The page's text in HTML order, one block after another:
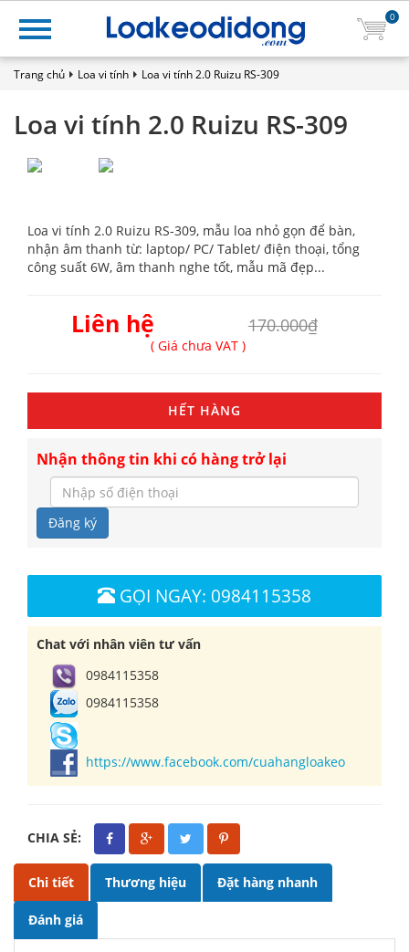
0
Trang chủ Loa vi tính Loa vi tính 2.0 Ruizu RS-309
Loa vi tính 2.0 Ruizu RS-309
Loa vi tính 2.0 Ruizu RS-309, mẫu loa nhỏ gọn để bàn,
nhận âm thanh từ: laptop/ PC/ Tablet/ điện thoại, tổng
công suất 6W, âm thanh nghe tốt, mẫu mã đẹp...
Liên hệ 170.000₫
( Giá chưa VAT )
HẾT HÀNG
Nhận thông tin khi có hàng trở lại
Đăng ký
GỌI NGAY: 0984115358
Chat với nhân viên tư vấn
0984115358
0984115358
https://www.facebook.com/cuahangloakeo
CHIA SẺ:
Chi tiết Thương hiệu Đặt hàng nhanh
Đánh giá